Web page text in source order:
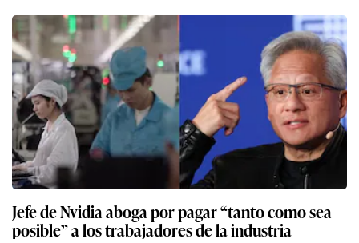
Jefe de Nvidia aboga por pagar “tanto como sea
posible” a los trabajadores de la industria